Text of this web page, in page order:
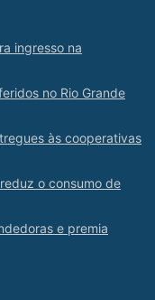
ingresso na
no Rio Grande
às cooperativas
o consumo de
e premia